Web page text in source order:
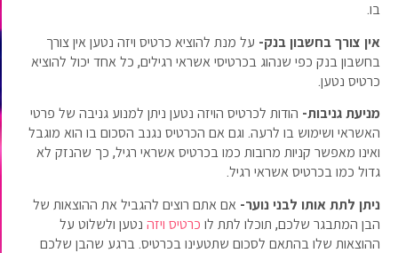
בו.
אין צורך בחשבון בנק- על מנת להוציא כרטיס ויזה נטען אין צורך
בחשבון בנק כפי שנהוג בכרטיסי אשראי רגילים, כל אחד יכול להוציא
כרטיס נטען.
מניעת גניבות- הודות לכרטיס הויזה נטען ניתן למנוע גניבה של פרטי
האשראי ושימוש בו לרעה. וגם אם הכרטיס נגנב הסכום בו הוא מוגבל
ואינו מאפשר קניות מרובות כמו בכרטיס אשראי רגיל, כך שהנזק לא
גדול כמו בכרטיס אשראי רגיל.
ניתן לתת אותו לבני נוער- אם אתם רוצים להגביל את ההוצאות של
הבן המתבגר שלכם, תוכלו לתת לו כרטיס ויזה נטען ולשלוט על
ההוצאות שלו בהתאם לסכום שתטעינו בכרטיס. ברגע שהבן שלכם